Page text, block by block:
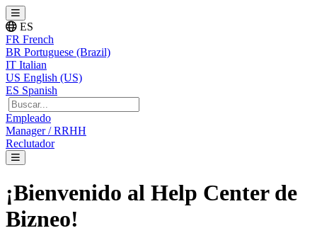
ES
FR French
BR Portuguese (Brazil)
IT Italian
US English (US)
ES Spanish
Empleado
Manager / RRHH
Reclutador
¡Bienvenido al Help Center de
Bizneo!